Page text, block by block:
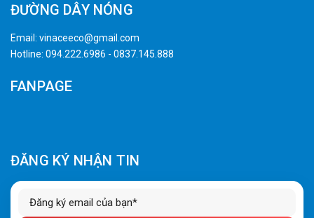
ĐƯỜNG DÂY NÓNG
Email: vinaceeco@gmail.com
Hotline: 094.222.6986 - 0837.145.888
FANPAGE
ĐĂNG KÝ NHẬN TIN